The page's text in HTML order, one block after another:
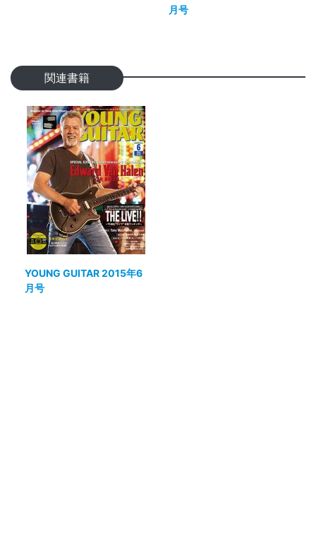
月号
関連書籍
YOUNG GUITAR 2015年6
月号